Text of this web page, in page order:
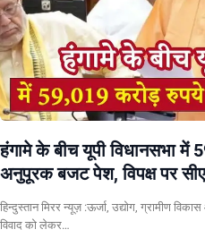
हंगामे के बीच यूपी विधानसभा
अनुपूरक बजट पेश, विपक्ष पर
हिन्दुस्तान मिरर न्यूज़ :ऊर्जा, उद्योग, ग्रामीण
विवाद को लेकर…